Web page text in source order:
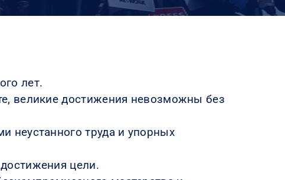
лет.
великие достижения невозможны без
неустанного труда и упорных
цели.